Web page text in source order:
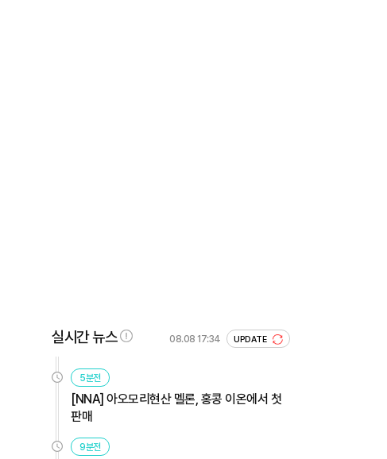
실시간 뉴스 08.08 17:34 UPDATE
5분전
[NNA] 아오모리현산 멜론, 홍콩 이온에서 첫
판매
9분전